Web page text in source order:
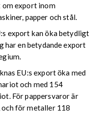
om export inom
papper och stål.
export kan öka betydligt
har en betydande export
EU:s export öka med
och med 154
För pappersvaror är
för metaller 118